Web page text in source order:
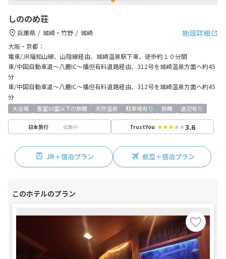
しののめ荘
施設詳細
兵庫県 城崎・竹野
城崎
大阪・京都：
電車/JR福知山線、山陰線経由、城崎温泉駅下車、徒歩約１０分間
車/中国自動車道～八鹿IC～播但有料道路経由、312号を城崎温泉方面へ約45
分
車/中国自動車道～八鹿IC～播但有料道路経由、312号を城崎温泉方面へ約45
分
大浴場 客室30室以下の旅館 天然温泉 駐車場有り 旅館 送迎有り
日本旅行 収集中 TrustYou 3.6
JR＋宿泊プラン 航空＋宿泊プラン